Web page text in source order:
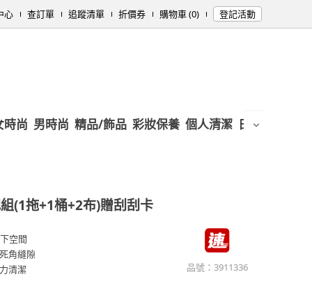
心 查訂單 追蹤清單 折價券 購物車 (0) 登記活動
時尚 男時尚 精品/飾品 彩妝保養 個人清潔 日用/紙品
(1拖+1桶+2布)贈刮刮卡
空間
角縫隙
清潔
品號： 3911336